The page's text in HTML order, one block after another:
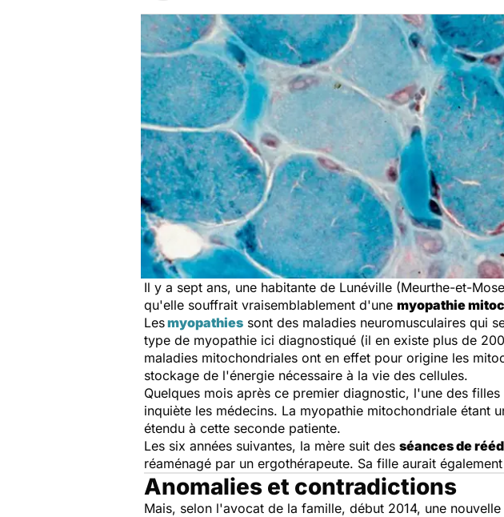
Il y a sept ans, une habitante de Lunéville (Meurthe-et-
qu'elle souffrait vraisemblablement d'une myopathie
Lesmyopathies sont des maladies neuromusculaires qui
type de myopathie ici diagnostiqué (il en existe plus de
maladies mitochondriales ont en effet pour origine les
stockage de l'énergie nécessaire à la vie des cellules.
Quelques mois après ce premier diagnostic, l'une des
inquiète les médecins. La myopathie mitochondriale étant
étendu à cette seconde patiente.
Les six années suivantes, la mère suit des séances de
réaménagé par un ergothérapeute. Sa fille aurait
Anomalies et contradictions
Mais, selon l'avocat de la famille, début 2014, une